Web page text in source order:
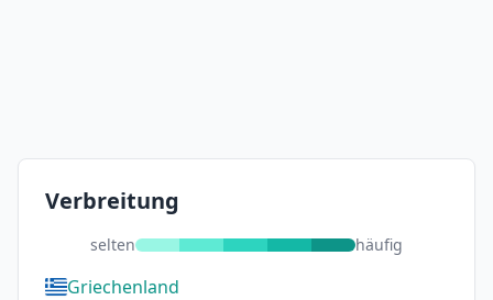
Verbreitung
selten häufig
Griechenland